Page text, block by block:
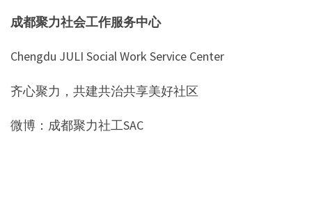
成都聚力社会工作服务中心
Chengdu JULI Social Work Service Center
齐心聚力，共建共治共享美好社区
微博：成都聚力社工SAC